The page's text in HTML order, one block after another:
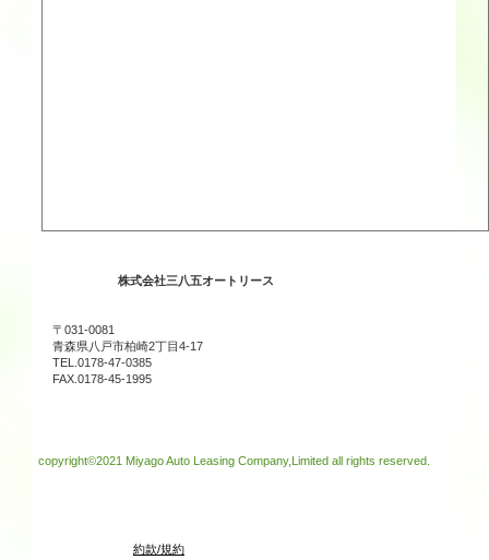
株式会社三八五オートリース
〒031-0081
青森県八戸市柏崎2丁目4-17
TEL.0178-47-0385
FAX.0178-45-1995
copyright©2021 Miyago Auto Leasing Company,Limited all rights reserved.
約款/規約